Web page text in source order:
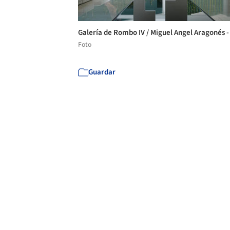
Galería de Rombo IV / Miguel Angel Aragonés
Foto
Guardar